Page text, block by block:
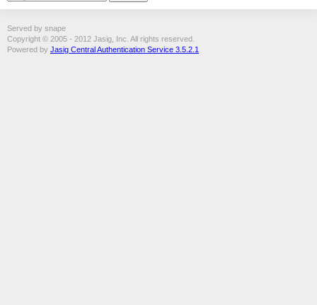
Served by snape
Copyright © 2005 - 2012 Jasig, Inc. All rights reserved.
Powered by Jasig Central Authentication Service 3.5.2.1